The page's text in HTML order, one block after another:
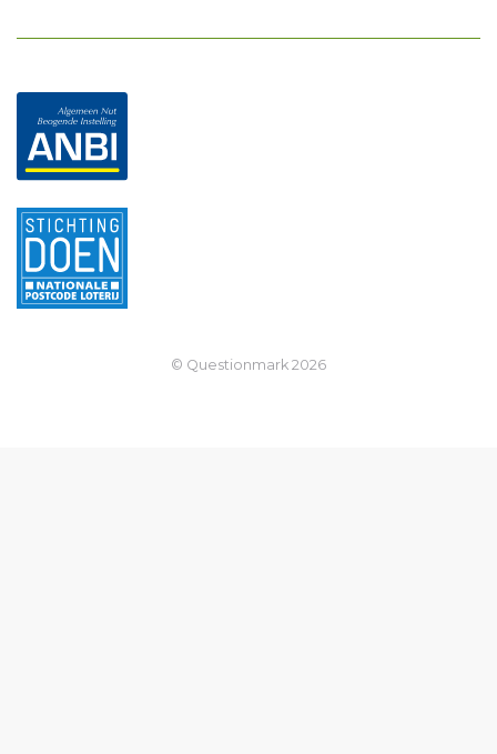
© Questionmark 2026